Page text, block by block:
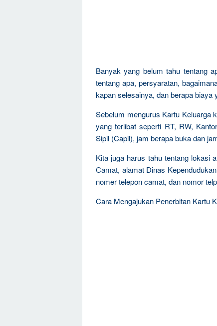
Banyak yang belum tahu tentang
tentang apa, persyaratan,
kapan selesainya, dan berapa biaya
Sebelum mengurus Kartu Keluarga
yang terlibat seperti RT, RW,
Sipil (Capil), jam berapa buka dan
Kita juga harus tahu tentang lokasi
Camat, alamat Dinas
nomer telepon camat, dan nomor
Cara Mengajukan Penerbitan Kartu